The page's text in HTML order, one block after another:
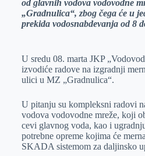
p
p
lod glavnih vodova vodovodne
„Gradnulica“, zbog čega će u
prekida vodosnabdevanja od 8
U sredu 08. marta JKP
izvodiće radove na izgradnji
ulici u MZ „Gradnulica“.
U pitanju su kompleksni radovi
vodova vodovodne mreže, koji
cevi glavnog voda, kao i
potrebne opreme kojima će
SKADA sistemom za daljinsko